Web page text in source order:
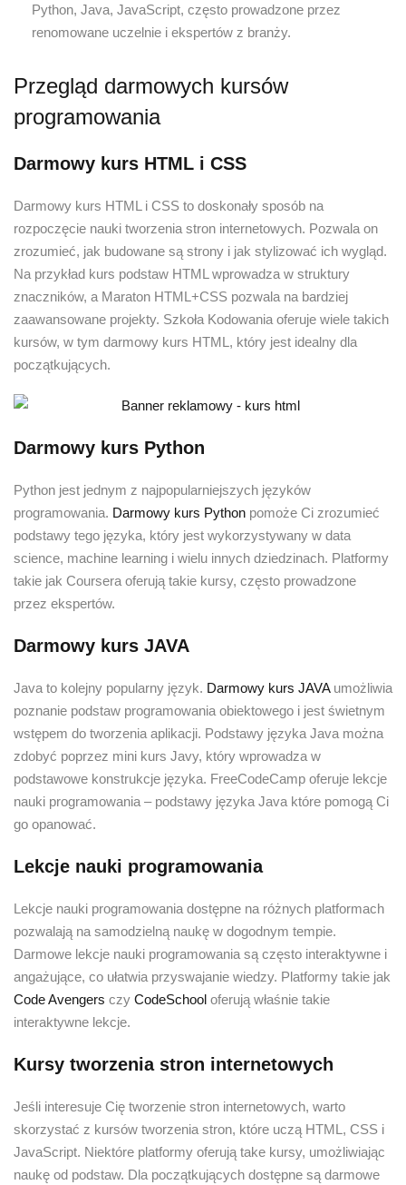
Python, Java, JavaScript, często prowadzone przez
renomowane uczelnie i ekspertów z branży.
Przegląd darmowych kursów
programowania
Darmowy kurs HTML i CSS
Darmowy kurs HTML i CSS to doskonały sposób na
rozpoczęcie nauki tworzenia stron internetowych. Pozwala on
zrozumieć, jak budowane są strony i jak stylizować ich wygląd.
Na przykład kurs podstaw HTML wprowadza w struktury
znaczników, a Maraton HTML+CSS pozwala na bardziej
zaawansowane projekty. Szkoła Kodowania oferuje wiele takich
kursów, w tym darmowy kurs HTML, który jest idealny dla
początkujących.
Darmowy kurs Python
Python jest jednym z najpopularniejszych języków
programowania. Darmowy kurs Python pomoże Ci zrozumieć
podstawy tego języka, który jest wykorzystywany w data
science, machine learning i wielu innych dziedzinach. Platformy
takie jak Coursera oferują takie kursy, często prowadzone
przez ekspertów.
Darmowy kurs JAVA
Java to kolejny popularny język. Darmowy kurs JAVAumożliwia
poznanie podstaw programowania obiektowego i jest świetnym
wstępem do tworzenia aplikacji. Podstawy języka Java można
zdobyć poprzez mini kurs Javy, który wprowadza w
podstawowe konstrukcje języka. FreeCodeCamp oferuje lekcje
nauki programowania – podstawy języka Java które pomogą Ci
go opanować.
Lekcje nauki programowania
Lekcje nauki programowania dostępne na różnych platformach
pozwalają na samodzielną naukę w dogodnym tempie.
Darmowe lekcje nauki programowania są często interaktywne i
angażujące, co ułatwia przyswajanie wiedzy. Platformy takie jak
Code Avengers czy CodeSchool oferują właśnie takie
interaktywne lekcje.
Kursy tworzenia stron internetowych
Jeśli interesuje Cię tworzenie stron internetowych, warto
skorzystać z kursów tworzenia stron, które uczą HTML, CSS i
JavaScript. Niektóre platformy oferują take kursy, umożliwiając
naukę od podstaw. Dla początkujących dostępne są darmowe